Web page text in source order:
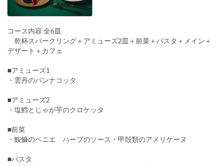
コース内容 全6皿
乾杯スパークリング＋アミューズ2皿＋前菜＋パスタ＋メイン＋
デザート＋カフェ
■アミューズ1
・雲丹のパンナコッタ
■アミューズ2
・塩鱈とじゃが芋のクロケッタ
■前菜
・鮟鱇のベニエ ハーブのソース・甲殻類のアメリケーヌ
■パスタ